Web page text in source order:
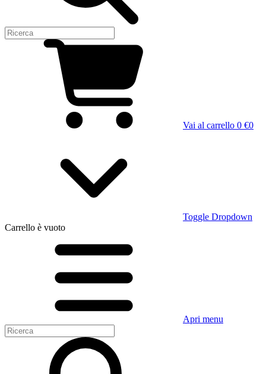
Vai al carrello 0 €0
Toggle Dropdown
Carrello è vuoto
Apri menu